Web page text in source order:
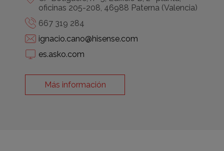
oficinas 205-208, 46988 Paterna (Valencia)
667 319 284
ignacio.cano@hisense.com
es.asko.com
Más información